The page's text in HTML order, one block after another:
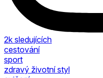
2k sledujících
cestování
sport
zdravý životní styl